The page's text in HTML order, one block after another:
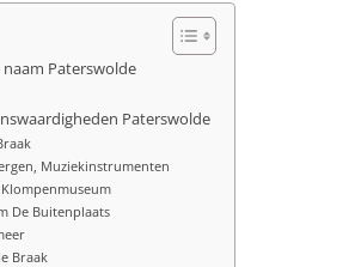
Paterswolde
Paterswolde
Muziekinstrumenten
De Buitenplaats
Braak